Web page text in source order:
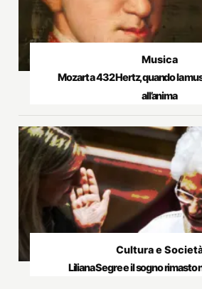
Musica
Mozart a 432 Hertz, quando la
all’anima
Cultura e
Liliana Segre e il sogno rimasto